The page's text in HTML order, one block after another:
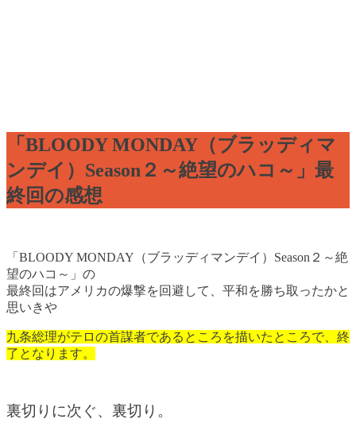
「BLOODY MONDAY（ブラッディマ
ンデイ）Season２～絶望のハコ～」最
終回の感想
「BLOODY MONDAY（ブラッディマンデイ）Season２～絶
望のハコ～」の
最終回はアメリカの爆撃を回避して、平和を勝ち取ったかと
思いきや
九条総理がテロの首謀者であるところを描いたところで、終
了となります。
裏切りに次ぐ、裏切り。